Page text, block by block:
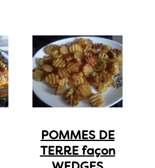
POMMES DE
TERRE façon